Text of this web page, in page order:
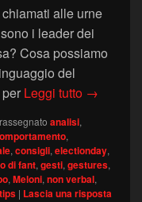
alle urne
i leader dei
Cosa possiamo
del
Leggi tutto Elezioni:
→
analisi,
,
, consigli, electionday,
di fant, gesti, gestures,
, Meloni, non verbal,
tips | Lascia una risposta